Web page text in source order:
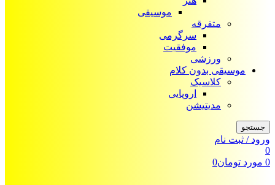
موسیقی
متفرقه
سرگرمی
موفقیت
ورزشی
موسیقی بدون کلام
کلاسیک
اروپایی
مدیتیشن
جستجو
ورود / ثبت نام
0
0 مورد تومان0